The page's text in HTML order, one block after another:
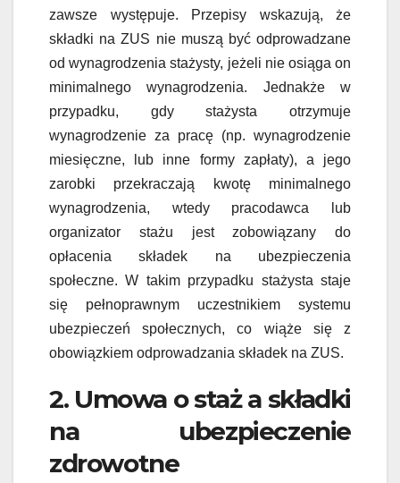
zawsze występuje. Przepisy wskazują, że
składki na ZUS nie muszą być odprowadzane
od wynagrodzenia stażysty, jeżeli nie osiąga on
minimalnego wynagrodzenia. Jednakże w
przypadku, gdy stażysta otrzymuje
wynagrodzenie za pracę (np. wynagrodzenie
miesięczne, lub inne formy zapłaty), a jego
zarobki przekraczają kwotę minimalnego
wynagrodzenia, wtedy pracodawca lub
organizator stażu jest zobowiązany do
opłacenia składek na ubezpieczenia
społeczne. W takim przypadku stażysta staje
się pełnoprawnym uczestnikiem systemu
ubezpieczeń społecznych, co wiąże się z
obowiązkiem odprowadzania składek na ZUS.
2. Umowa o staż a składki
na ubezpieczenie
zdrowotne